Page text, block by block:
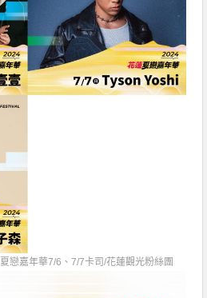
夏戀嘉年華7/6、7/7卡司/花蓮觀光粉絲團